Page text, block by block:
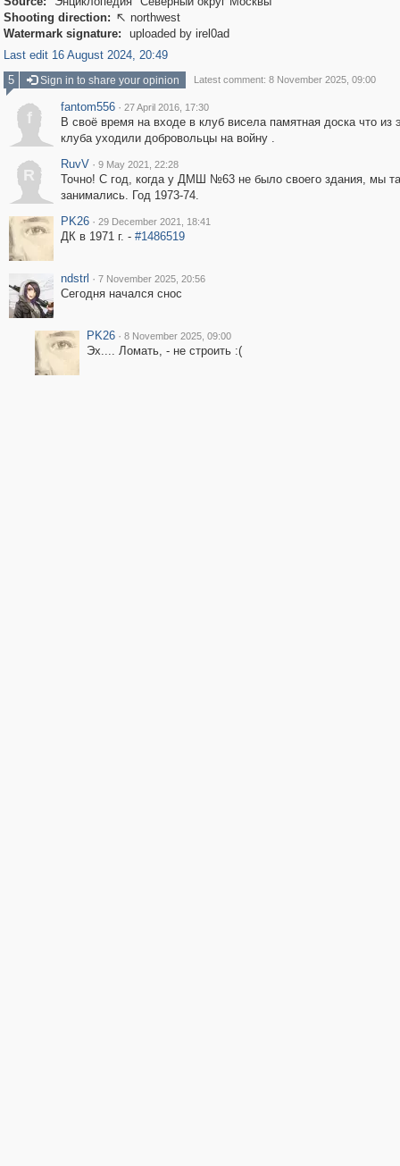
Shooting direction:  northwest
Watermark signature:
uploaded by irel0ad
Last edit 16 August 2024, 20:49
5
Sign in to share your opinion Latest comment: 8 November 2025, 09:00
f
fantom556 · 27 April 2016, 17:30
В своё время на входе в клуб висела памятная доска что из
клуба уходили добровольцы на войну .
R
RuvV · 9 May 2021, 22:28
Точно! С год, когда у ДМШ №63 не было своего здания, мы
занимались. Год 1973-74.
PK26 · 29 December 2021, 18:41
ДК в 1971 г. - #1486519
ndstrl · 7 November 2025, 20:56
Сегодня начался снос
PK26 · 8 November 2025, 09:00
Эх.... Ломать, - не строить :(